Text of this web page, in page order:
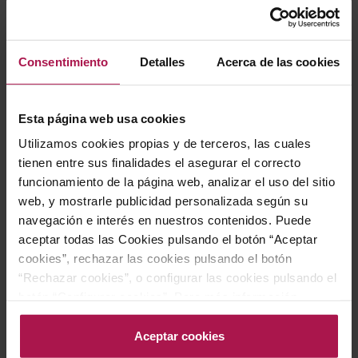
Consentimiento Detalles Acerca de las cookies
Esta página web usa cookies
Utilizamos cookies propias y de terceros, las cuales
tienen entre sus finalidades el asegurar el correcto
funcionamiento de la página web, analizar el uso del sitio
web, y mostrarle publicidad personalizada según su
navegación e interés en nuestros contenidos. Puede
aceptar todas las Cookies pulsando el botón “Aceptar
cookies”, rechazar las cookies pulsando el botón
“Rechazar cookies”, o configurar las cookies pulsando el
acceda a nuestra Política de Cookies.Para más
información acceda a nuestraPolítica de Cookies
Aceptar cookies
utilizados son enebro, piel de limón, naranja, regaliz,
canela, casia, nuez moscada, angélica, pino, anís,
violeta, almendras, cilantro, cardamomo, pimienta,
ajedrea, hinojo y raíz de lirio. El producto final, es
equilibrio entre el alcohol y los botánicos, notándose un
perfume de limón y especias, que también le confieren
un ligero picor.
Historia bodega
donde cultivamos las bayas de enebro, el extracto
natural distintivo de Citadelle, cuyo carácter se expresa